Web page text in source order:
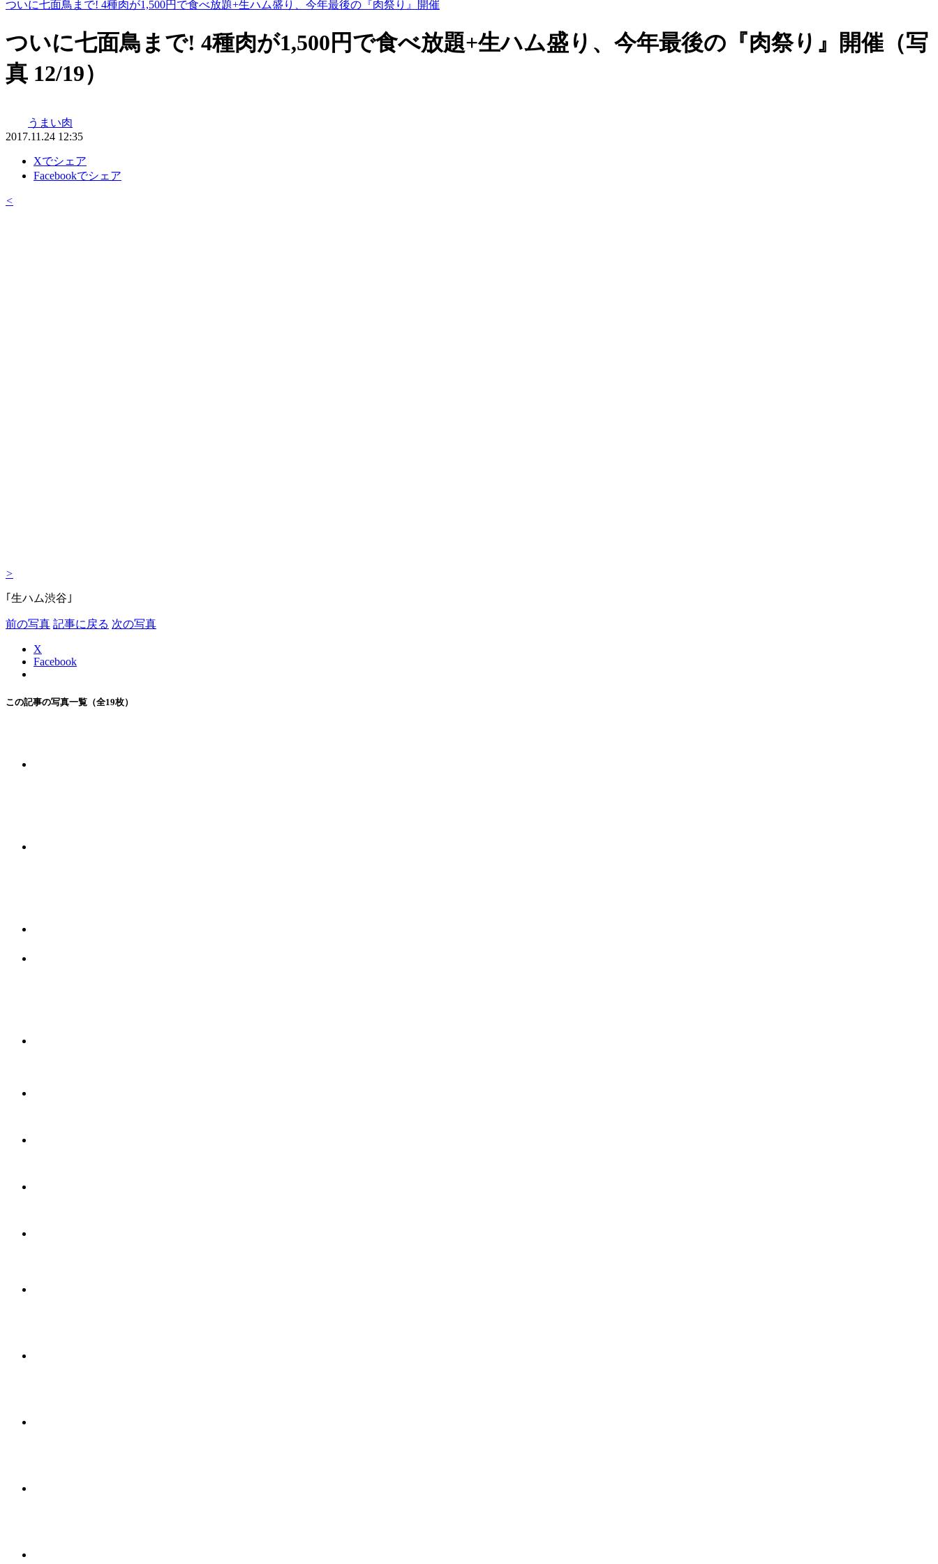
ついに七面鳥まで! 4種肉が1,500円で食べ放題+生ハム盛り、今年最後の『肉祭り』開催
ついに七面鳥まで! 4種肉が1,500円で食べ放題+生ハム盛り、今年最後の『肉祭り』開催（写
真 12/19）
うまい肉
2017.11.24 12:35
Xでシェア
Facebookでシェア
<
>
｢生ハム渋谷｣
前の写真 記事に戻る 次の写真
X
Facebook
この記事の写真一覧（全19枚）